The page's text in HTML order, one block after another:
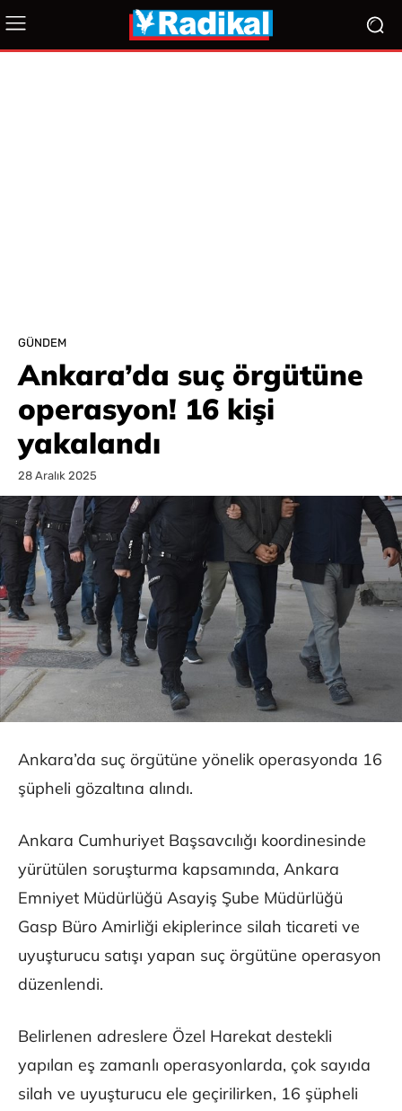
GÜNDEM
Ankara’da suç örgütüne
operasyon! 16 kişi
yakalandı
28 Aralık 2025
Ankara’da suç örgütüne yönelik operasyonda 16
şüpheli gözaltına alındı.
Ankara Cumhuriyet Başsavcılığı koordinesinde
yürütülen soruşturma kapsamında, Ankara
Emniyet Müdürlüğü Asayiş Şube Müdürlüğü
Gasp Büro Amirliği ekiplerince silah ticareti ve
uyuşturucu satışı yapan suç örgütüne operasyon
düzenlendi.
Belirlenen adreslere Özel Harekat destekli
yapılan eş zamanlı operasyonlarda, çok sayıda
silah ve uyuşturucu ele geçirilirken, 16 şüpheli